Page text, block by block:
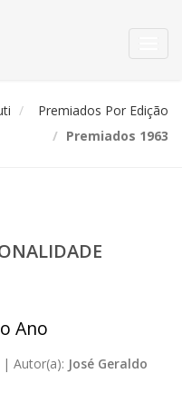
Premiados Por Edição
Premiados 1963
Ano
| Autor(a): José Geraldo